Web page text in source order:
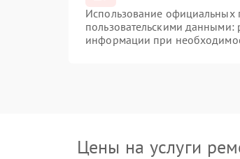
Использование официальных
пользовательскими данными:
информации при
Цены на услуги